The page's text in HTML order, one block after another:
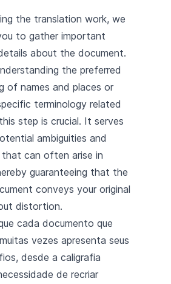
the translation work, we
to gather important
about the document.
the preferred
of names and places or
terminology related
step is crucial. It serves
ambiguities and
that can often arise in
guaranteeing that the
conveys your original
distortion.
cada documento que
vezes apresenta seus
desde a caligrafia
de recriar